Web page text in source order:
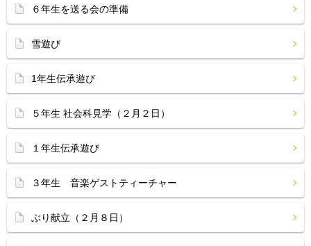
６年生を送る会の準備
雪遊び
1年生伝承遊び
５年生 社会科見学（２月２日）
１年生伝承遊び
３年生 音楽ゲストティーチャー
ぶり献立（２月８日）